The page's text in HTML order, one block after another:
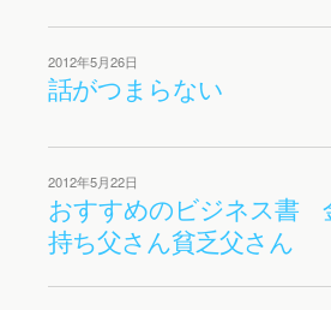
2012年5月26日
話がつまらない
2012年5月22日
おすすめのビジネス書
持ち父さん貧乏父さん